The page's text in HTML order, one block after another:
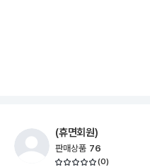
(휴면회원)
판매상품 76
(0)